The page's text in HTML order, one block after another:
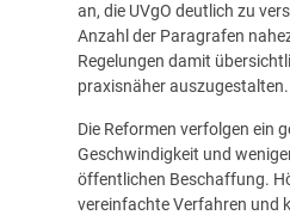
an, die UVgO deutlich zu
Anzahl der Paragrafen
Regelungen damit
praxisnäher auszugestalten.
Die Reformen verfolgen ein
Geschwindigkeit und
öffentlichen Beschaffung.
vereinfachte Verfahren und